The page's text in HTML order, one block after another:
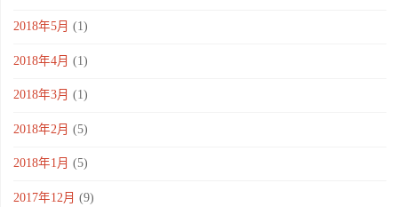
2018年5月 (1)
2018年4月 (1)
2018年3月 (1)
2018年2月 (5)
2018年1月 (5)
2017年12月 (9)